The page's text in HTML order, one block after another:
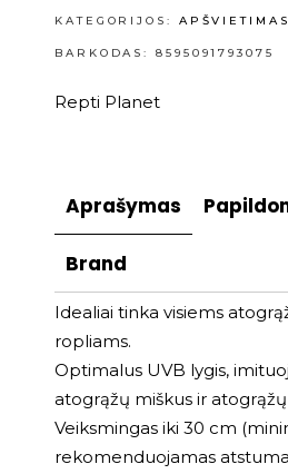
KATEGORIJOS:
BARKODAS: 8595091793075
Repti Planet
Aprašymas
Brand
Idealiai tinka visiems
ropliams.
Optimalus UVB lygis,
atogrąžų miškus ir
Veiksmingas iki 30 cm
rekomenduojamas